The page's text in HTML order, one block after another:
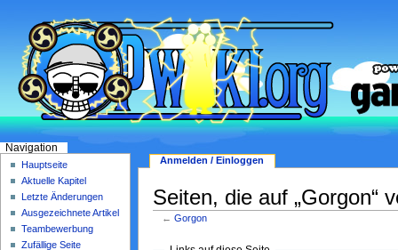
Seiten, die auf „Gorgon“
←Gorgon
Anmelden / Einloggen
Navigation
Hauptseite
Aktuelle Kapitel
Letzte Änderungen
Ausgezeichnete Artikel
Teambewerbung
Zufällige Seite